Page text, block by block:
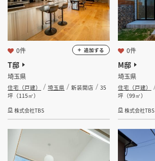
設計・施工範囲
設計施工会社
金額
坪数
T邸
埼玉県
住宅（戸建） 埼玉県 新装開店
35
坪（115㎡）
株式会社TBS
0件 追加する
M邸
埼玉県
住宅（戸建）
坪（99㎡）
株式会社TBS
0件